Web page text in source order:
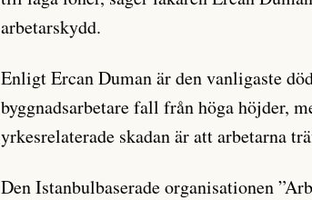
arbetarskydd.
Enligt Ercan Duman är den vanligaste
byggnadsarbetare fall från höga höjder,
yrkesrelaterade skadan är att arbetarna
Den Istanbulbaserade organisationen